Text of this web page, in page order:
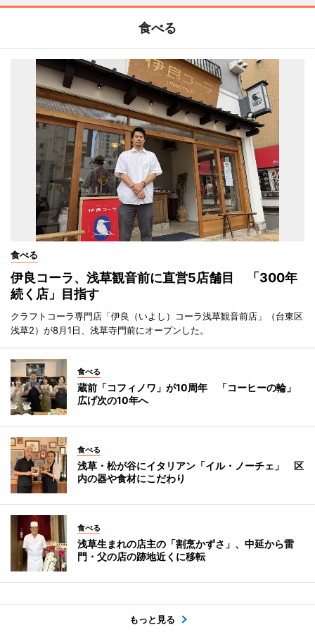
食べる
食べる
伊良コーラ、浅草観音前に直営5店舗目 「300年
続く店」目指す
クラフトコーラ専門店「伊良（いよし）コーラ浅草観音前店」（台東区
浅草2）が8月1日、浅草寺門前にオープンした。
食べる
蔵前「コフィノワ」が10周年 「コーヒーの輪」
広げ次の10年へ
食べる
浅草・松が谷にイタリアン「イル・ノーチェ」 区
内の器や食材にこだわり
食べる
浅草生まれの店主の「割烹かずさ」、中延から雷
門・父の店の跡地近くに移転
もっと見る